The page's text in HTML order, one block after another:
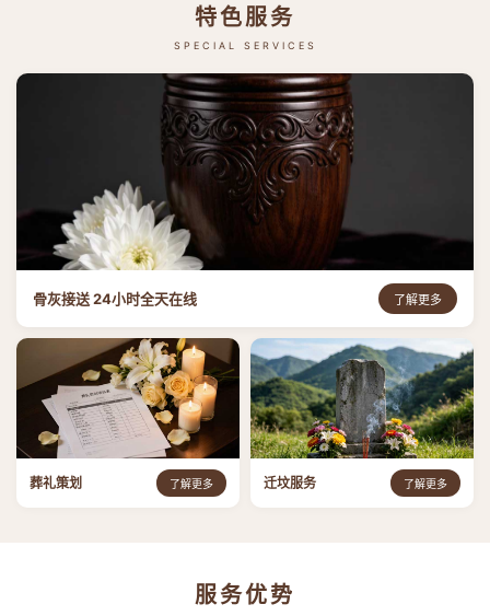
特色服务
SPECIAL SERVICES
骨灰接送 24小时全天在线 了解更多
葬礼策划 了解更多 迁坟服务 了解更多
服务优势